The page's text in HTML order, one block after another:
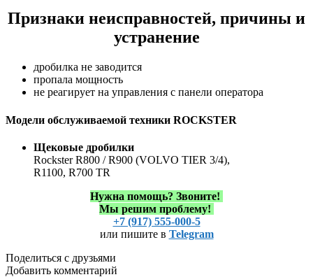
Признаки неисправностей, причины и
устранение
дробилка не заводится
пропала мощность
не реагирует на управления с панели оператора
Модели обслуживаемой техники ROCKSTER
Щековые дробилки
Rockster R800 / R900 (VOLVO TIER 3/4),
R1100, R700 TR
Нужна помощь? Звоните!
Мы решим проблему!
+7 (917) 555-000-5
или пишите в Telegram
Поделиться с друзьями
Добавить комментарий